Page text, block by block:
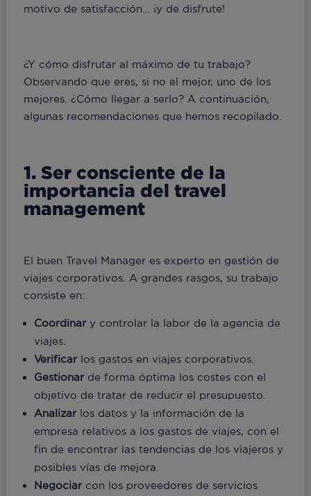
motivo de satisfacción… ¡y de disfrute!
¿Y cómo disfrutar al máximo de tu trabajo?
Observando que eres, si no el mejor, uno de los
mejores. ¿Cómo llegar a serlo? A continuación,
algunas recomendaciones que hemos recopilado.
1. Ser consciente de la
importancia del travel
management
El buen Travel Manager es experto en gestión de
viajes corporativos. A grandes rasgos, su trabajo
consiste en:
Coordinary controlar la labor de la agencia de
viajes.
Verificarlos gastos en viajes corporativos.
Gestionar de forma óptima los costes con el
objetivo de tratar de reducir el presupuesto.
Analizar los datos y la información de la
empresa relativos a los gastos de viajes, con el
fin de encontrar las tendencias de los viajeros y
posibles vías de mejora.
Negociar con los proveedores de servicios